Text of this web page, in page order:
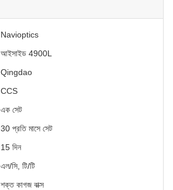
Navioptics
আইসাইড 4900L
Qingdao
CCS
এক সেট
30 প্রতি মাসে সেট
15 দিন
এল/সি, টি/টি
শক্ত কাগজ বাক্স